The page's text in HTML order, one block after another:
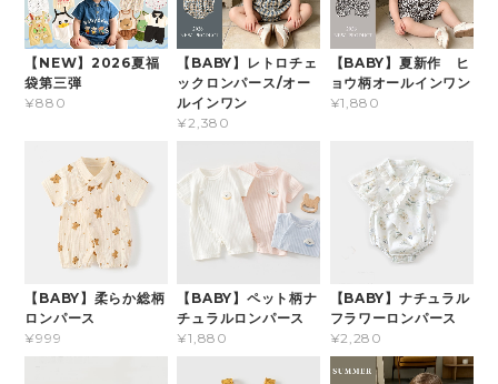
【NEW】2026夏福
袋第三弾
¥880
【BABY】レトロチェ
ックロンパース/オー
ルインワン
¥2,380
【BABY】夏新作 ヒ
ョウ柄オールインワン
¥1,880
【BABY】柔らか総柄
ロンパース
¥999
【BABY】ペット柄ナ
チュラルロンパース
¥1,880
【BABY】ナチュラル
フラワーロンパース
¥2,280